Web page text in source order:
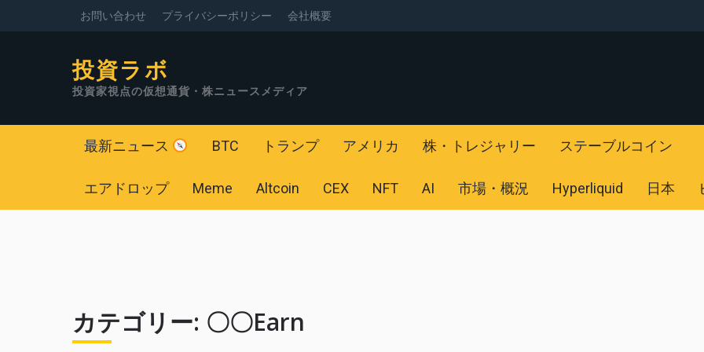
お問い合わせ プライバシーポリシー 会社概要
投資ラボ
投資家視点の仮想通貨・株ニュースメディア
最新ニュース BTC トランプ アメリカ 株・トレジャリー ステーブルコイン
エアドロップ Meme Altcoin CEX NFT AI 市場・概況 Hyperliquid 日本
カテゴリー: 〇〇Earn